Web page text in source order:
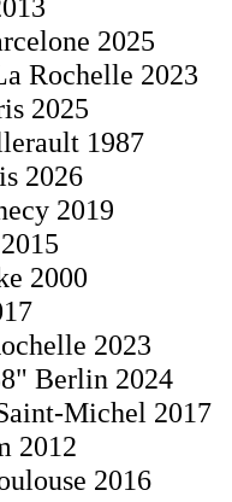
2025
Rochelle 2023
2025
1987
2026
2019
2000
2023
Berlin 2024
Michel 2017
2012
2016